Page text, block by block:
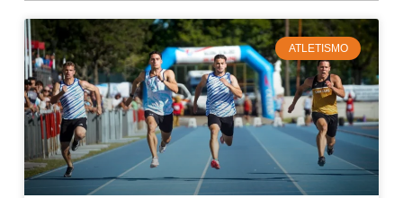
ATLETISMO